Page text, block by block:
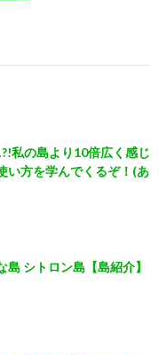
私の島より10倍広く感じ
い方を学んでくるぞ！(あ
島 シトロン島【島紹介】